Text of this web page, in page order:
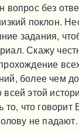
вопрос без
поклон.
задания,
Скажу
более чем
этой
то, что
не